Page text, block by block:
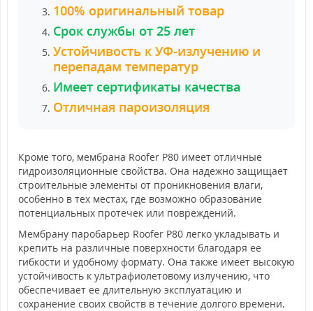
100% оригинальный товар
Срок службы от 25 лет
Устойчивость к УФ-излучению и
перепадам температур
Имеет сертификаты качества
Отличная пароизоляция
Кроме того, мембрана Roofer P80 имеет отличные
гидроизоляционные свойства. Она надежно защищает
строительные элементы от проникновения влаги,
особенно в тех местах, где возможно образование
потенциальных протечек или повреждений.
Мембрану паробарьер Roofer P80 легко укладывать и
крепить на различные поверхности благодаря ее
гибкости и удобному формату. Она также имеет высокую
устойчивость к ультрафиолетовому излучению, что
обеспечивает ее длительную эксплуатацию и
сохранение своих свойств в течение долгого времени.